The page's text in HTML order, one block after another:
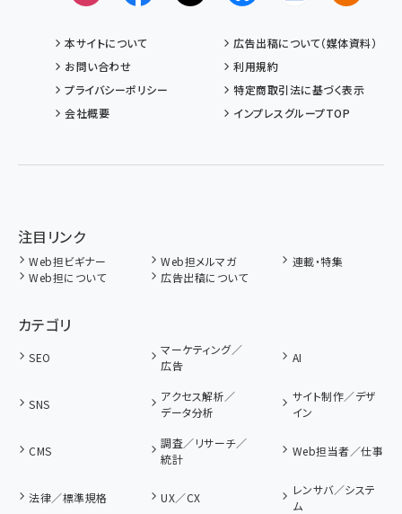
本サイトについて
広告出稿について（媒体資料）
お問い合わせ
利用規約
プライバシーポリシー
特定商取引法に基づく表示
会社概要
インプレスグループTOP
注目リンク
Web担ビギナー Web担メルマガ
連載・特集
Web担について
広告出稿について
カテゴリ
SEO
マーケティング／
広告
AI
SNS
アクセス解析／
データ分析
サイト制作／デザ
イン
CMS
調査／リサーチ／
統計
Web担当者／仕事
法律／標準規格 UX／CX
レンサバ／システ
ム